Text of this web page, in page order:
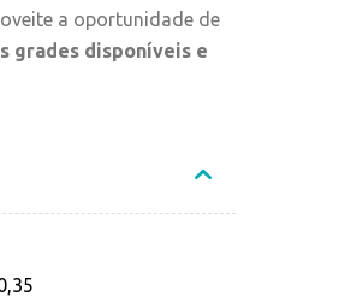
a oportunidade de
grades disponíveis e